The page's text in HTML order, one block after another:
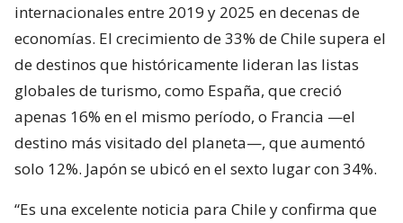
internacionales entre 2019 y 2025 en decenas de
economías. El crecimiento de 33% de Chile supera el
de destinos que históricamente lideran las listas
globales de turismo, como España, que creció
apenas 16% en el mismo período, o Francia —el
destino más visitado del planeta—, que aumentó
solo 12%. Japón se ubicó en el sexto lugar con 34%.
“Es una excelente noticia para Chile y confirma que